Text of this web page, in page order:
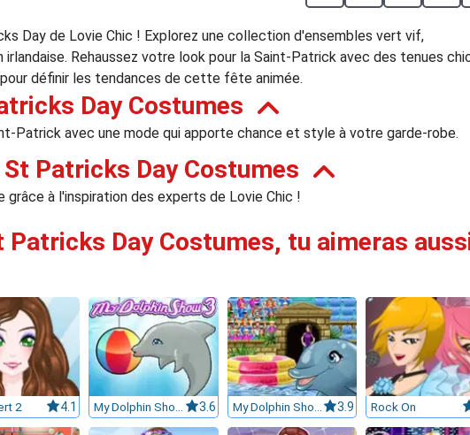
Day de Lovie Chic ! Explorez une collection d'ensembles vert vif,
Rehaussez votre look pour la Saint-Patrick avec des tenues
définir les tendances de cette fête animée.
Day Costumes
Patrick avec une mode qui apporte chance et style à votre garde-robe.
Patricks Day Costumes
à l'inspiration des experts de Lovie Chic !
Patricks Day Costumes, tu aimeras
2 4.1 My Dolphin Show 3 3.6 My Dolphin Show 6 3.9 Rock On